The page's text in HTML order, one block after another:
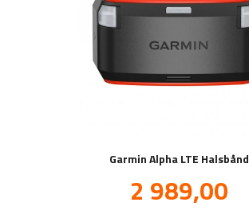
Garmin Alpha LTE Halsbånd
Tilbud
2 989,00mva.